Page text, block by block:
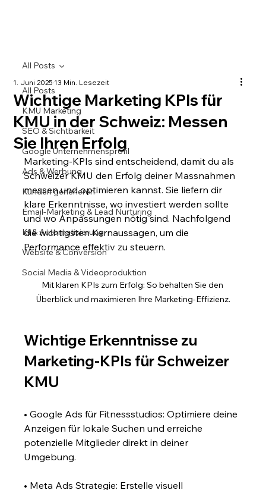
All Posts
KMU Marketing
SEO & Sichtbarkeit
Google Unternehmensprofil
Ads & Werbung
Kunden generieren
Email-Marketing & Lead Nurturing
KI & Automatisierung
Website & Conversion
Social Media & Videoproduktion
All Posts
Wichtige Marketing KPIs für
KMU in der Schweiz: Messen
Sie Ihren Erfolg
1. Juni 202513 Min. Lesezeit
Marketing-KPIs sind entscheidend, damit du als
Schweizer KMU den Erfolg deiner Massnahmen
messen und optimieren kannst. Sie liefern dir
klare Erkenntnisse, wo investiert werden sollte
und wo Anpassungen nötig sind. Nachfolgend
die wichtigsten Kernaussagen, um die
Performance effektiv zu steuern.
Mit klaren KPIs zum Erfolg: So behalten Sie den
Überblick und maximieren Ihre Marketing-Effizienz.
Wichtige Erkenntnisse zu
Marketing-KPIs für Schweizer
KMU
• Google Ads für Fitnessstudios: Optimiere deine
Anzeigen für lokale Suchen und erreiche
potenzielle Mitglieder direkt in deiner
Umgebung.
• Meta Ads Strategie: Erstelle visuell